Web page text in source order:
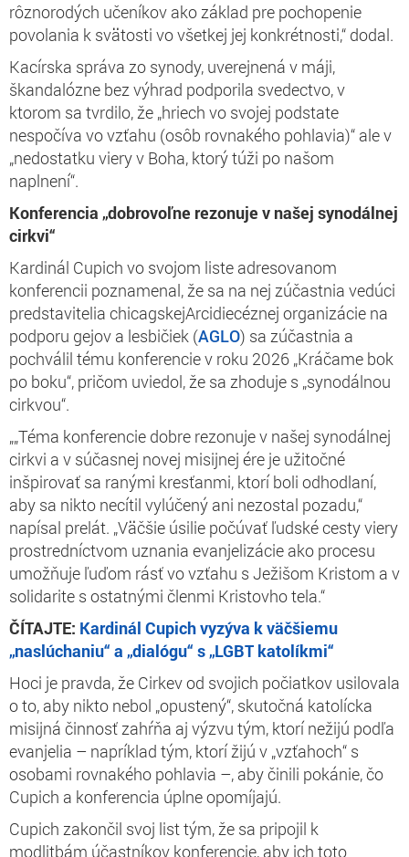
rôznorodých učeníkov ako základ pre pochopenie
povolania k svätosti vo všetkej jej konkrétnosti,“ dodal.
Kacírska správa zo synody, uverejnená v máji,
škandalózne bez výhrad podporila svedectvo, v
ktorom sa tvrdilo, že „hriech vo svojej podstate
nespočíva vo vzťahu (osôb rovnakého pohlavia)“ ale v
„nedostatku viery v Boha, ktorý túži po našom
naplnení“.
Konferencia „dobrovoľne rezonuje v našej synodálnej
cirkvi“
Kardinál Cupich vo svojom liste adresovanom
konferencii poznamenal, že sa na nej zúčastnia vedúci
predstavitelia chicagskejArcidiecéznej organizácie na
podporu gejov a lesbičiek (AGLO) sa zúčastnia a
pochválil tému konferencie v roku 2026 „Kráčame bok
po boku“, pričom uviedol, že sa zhoduje s „synodálnou
cirkvou“.
„„Téma konferencie dobre rezonuje v našej synodálnej
cirkvi a v súčasnej novej misijnej ére je užitočné
inšpirovať sa ranými kresťanmi, ktorí boli odhodlaní,
aby sa nikto necítil vylúčený ani nezostal pozadu,“
napísal prelát. „Väčšie úsilie počúvať ľudské cesty viery
prostredníctvom uznania evanjelizácie ako procesu
umožňuje ľuďom rásť vo vzťahu s Ježišom Kristom a v
solidarite s ostatnými členmi Kristovho tela.“
ČÍTAJTE: Kardinál Cupich vyzýva k väčšiemu
„naslúchaniu“ a „dialógu“ s „LGBT katolíkmi“
Hoci je pravda, že Cirkev od svojich počiatkov usilovala
o to, aby nikto nebol „opustený“, skutočná katolícka
misijná činnosť zahŕňa aj výzvu tým, ktorí nežijú podľa
evanjelia – napríklad tým, ktorí žijú v „vzťahoch“ s
osobami rovnakého pohlavia –, aby činili pokánie, čo
Cupich a konferencia úplne opomíjajú.
Cupich zakončil svoj list tým, že sa pripojil k
modlitbám účastníkov konferencie, aby ich toto